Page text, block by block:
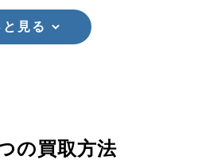
と見る
の買取方法